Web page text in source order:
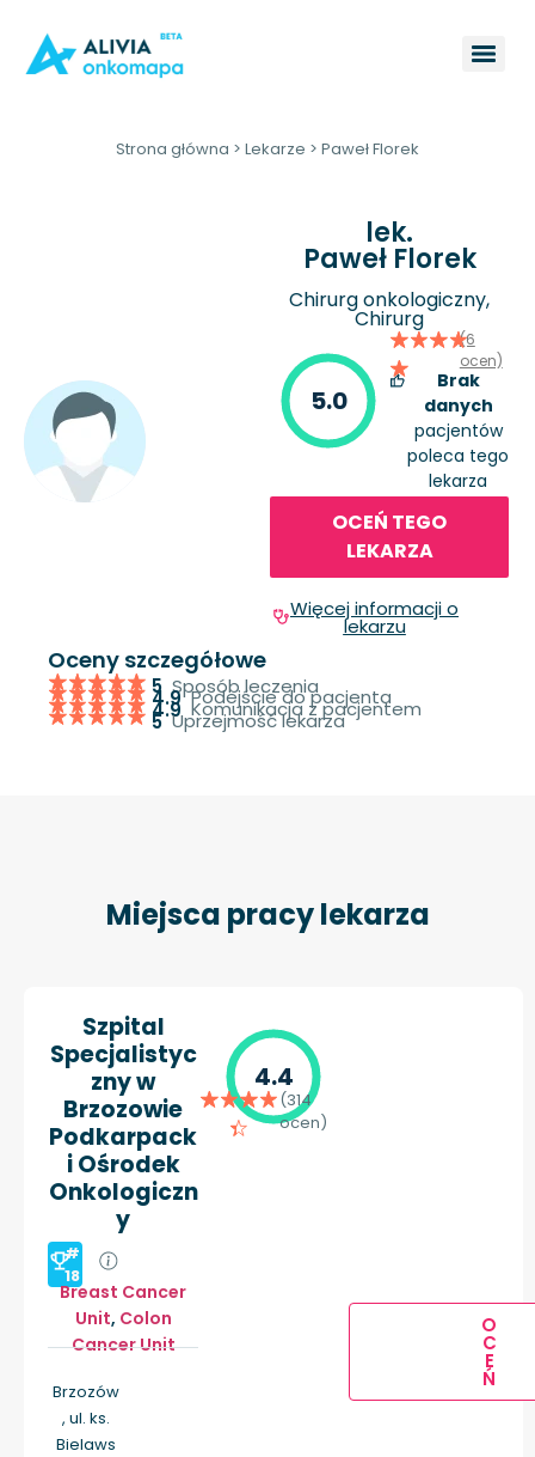
Strona główna > Lekarze > Paweł Florek
lek.
Paweł Florek
Chirurg onkologiczny,
Chirurg
5.0
(6
ocen)
Brak
danych
pacjentów
poleca tego
lekarza
OCEŃ TEGO
LEKARZA
Więcej informacji o
lekarzu
Oceny szczegółowe
5 Sposób leczenia
4.9 Podejście do pacjenta
4.9 Komunikacja z pacjentem
5 Uprzejmość lekarza
Miejsca pracy lekarza
Szpital
Specjalistyc
zny w
Brzozowie
Podkarpack
i Ośrodek
Onkologiczn
y
#
18
Breast Cancer
Unit, Colon
Cancer Unit
Brzozów
, ul. ks.
Bielaws
4.4
(314
ocen)
O
C
E
Ń